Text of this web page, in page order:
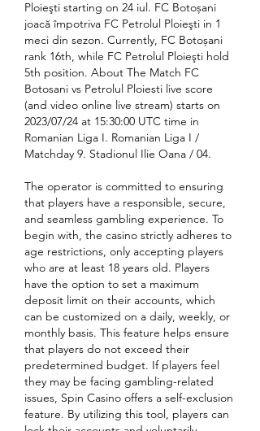
Ploieşti starting on 24 iul. FC Botoșani
joacă împotriva FC Petrolul Ploieşti in 1
meci din sezon. Currently, FC Botoșani
rank 16th, while FC Petrolul Ploieşti hold
5th position. About The Match FC
Botosani vs Petrolul Ploiesti live score
(and video online live stream) starts on
2023/07/24 at 15:30:00 UTC time in
Romanian Liga I. Romanian Liga I /
Matchday 9. Stadionul Ilie Oana / 04.
The operator is committed to ensuring
that players have a responsible, secure,
and seamless gambling experience. To
begin with, the casino strictly adheres to
age restrictions, only accepting players
who are at least 18 years old. Players
have the option to set a maximum
deposit limit on their accounts, which
can be customized on a daily, weekly, or
monthly basis. This feature helps ensure
that players do not exceed their
predetermined budget. If players feel
they may be facing gambling-related
issues, Spin Casino offers a self-exclusion
feature. By utilizing this tool, players can